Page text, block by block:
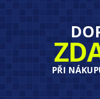
PŘI